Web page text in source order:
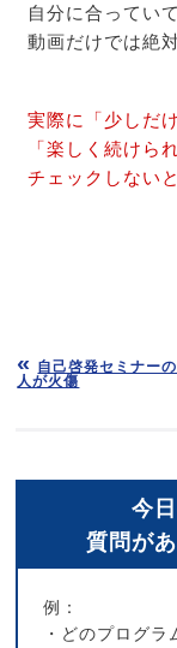
自分に合ってい
動画だけでは絶
実際に「少しだ
「楽しく続けら
チェックしない
自己啓発セミナー
人が火傷
今
質問が
例：
・どのプログ